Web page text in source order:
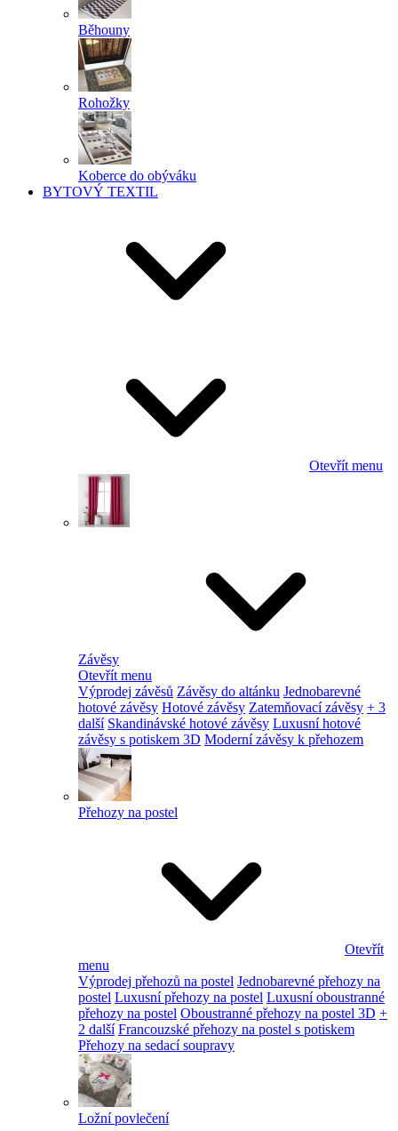
Běhouny
Rohožky
Koberce do obýváku
BYTOVÝ TEXTIL
Otevřít menu
Závěsy
Otevřít menu
Výprodej závěsů Závěsy do altánku Jednobarevné
hotové závěsy Hotové závěsy Zatemňovací závěsy + 3
další Skandinávské hotové závěsy Luxusní hotové
závěsy s potiskem 3D Moderní závěsy k přehozem
Přehozy na postel
Otevřít
menu
Výprodej přehozů na postel Jednobarevné přehozy na
postel Luxusní přehozy na postel Luxusní oboustranné
přehozy na postel Oboustranné přehozy na postel 3D +
2 další Francouzské přehozy na postel s potiskem
Přehozy na sedací soupravy
Ložní povlečení